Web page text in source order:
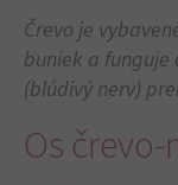
Črevo je
buniek a funguje
(blúdivý nerv)
Os